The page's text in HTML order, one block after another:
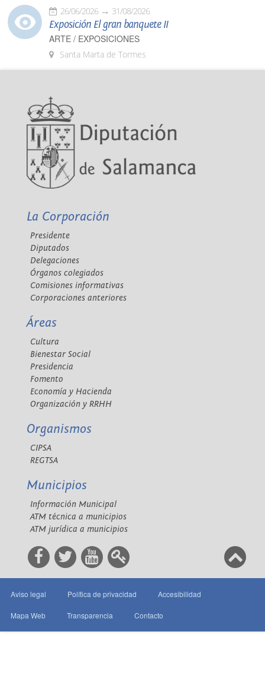
26/06/2026 31/08/2026
Exposición El gran banquete II
ARTE / EXPOSICIONES
Santa Marta de Tormes
La Corporación
Presidente
Diputados
Delegaciones
Órganos colegiados
Comisiones informativas
Corporaciones anteriores
Áreas
Cultura
Bienestar Social
Presidencia
Fomento
Economía y Hacienda
Organización y RRHH
Organismos
CIPSA
REGTSA
Municipios
Información Municipal
ATM técnica a municipios
ATM jurídica a municipios
Aviso legal Política de privacidad Accesibilidad
Mapa Web Transparencia Contacto